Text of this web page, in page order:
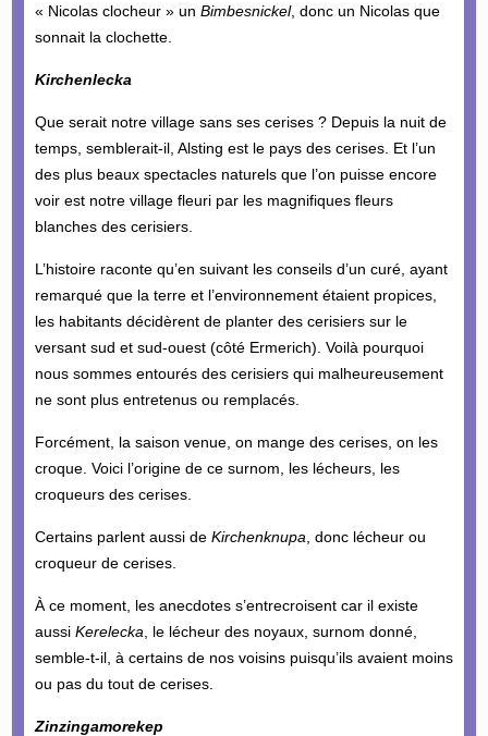
« Nicolas clocheur » un Bimbesnickel, donc un Nicolas que
sonnait la clochette.
Kirchenlecka
Que serait notre village sans ses cerises ? Depuis la nuit de
temps, semblerait-il, Alsting est le pays des cerises. Et l’un
des plus beaux spectacles naturels que l’on puisse encore
voir est notre village fleuri par les magnifiques fleurs
blanches des cerisiers.
L’histoire raconte qu’en suivant les conseils d’un curé, ayant
remarqué que la terre et l’environnement étaient propices,
les habitants décidèrent de planter des cerisiers sur le
versant sud et sud-ouest (côté Ermerich). Voilà pourquoi
nous sommes entourés des cerisiers qui malheureusement
ne sont plus entretenus ou remplacés.
Forcément, la saison venue, on mange des cerises, on les
croque. Voici l’origine de ce surnom, les lécheurs, les
croqueurs des cerises.
Certains parlent aussi de Kirchenknupa , donc lécheur ou
croqueur de cerises.
À ce moment, les anecdotes s’entrecroisent car il existe
aussi Kerelecka , le lécheur des noyaux, surnom donné,
semble-t-il, à certains de nos voisins puisqu’ils avaient moins
ou pas du tout de cerises.
Zinzingamorekep